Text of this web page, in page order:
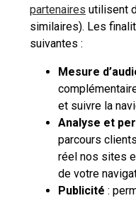
partenaires utilisent
similaires). Les
suivantes :
Mesure
et suivre la
Analyse et
parcours
réel nos sites
de votre
Publicité :